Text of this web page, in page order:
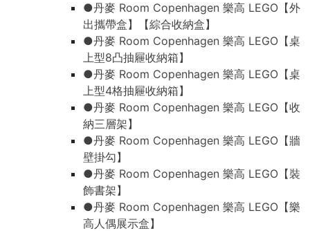
●丹麥 Room Copenhagen 樂高 LEGO【外
出攜帶盒】【綜合收納盒】
●丹麥 Room Copenhagen 樂高 LEGO【桌
上型8凸抽屜收納箱】
●丹麥 Room Copenhagen 樂高 LEGO【桌
上型4格抽屜收納箱】
●丹麥 Room Copenhagen 樂高 LEGO【收
納三層架】
●丹麥 Room Copenhagen 樂高 LEGO【牆
壁掛勾】
●丹麥 Room Copenhagen 樂高 LEGO【裝
飾書架】
●丹麥 Room Copenhagen 樂高 LEGO【樂
高人偶展示盒】